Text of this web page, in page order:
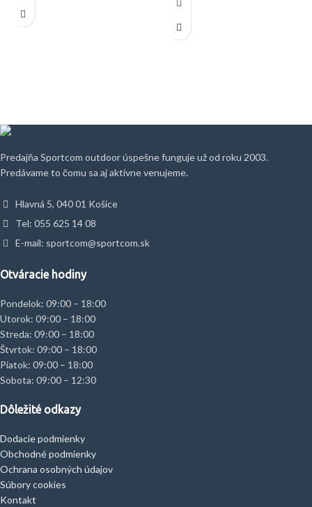
Predajňa Sportcom outdoor úspešne funguje už od roku 2003.
Predávame to čomu sa aj aktívne venujeme.
Hlavná 5, 040 01 Košice
Tel: 055 625 14 08
E-mail: sportcom@sportcom.sk
Otváracie hodiny
Pondelok: 09:00 – 18:00
Utorok: 09:00 – 18:00
Streda: 09:00 – 18:00
Štvrtok: 09:00 – 18:00
Piatok: 09:00 – 18:00
Sobota: 09:00 – 12:30
Dôležité odkazy
Dodacie podmienky
Obchodné podmienky
Ochrana osobných údajov
Súbory cookies
Kontakt